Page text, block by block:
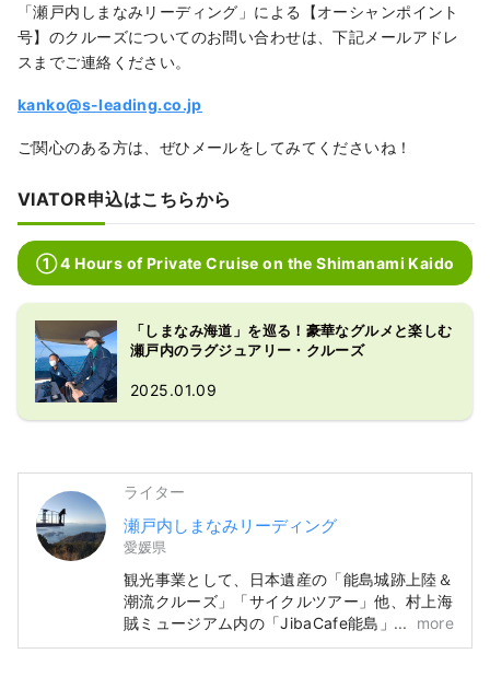
「瀬戸内しまなみリーディング」による【オーシャンポイント
号】のクルーズについてのお問い合わせは、下記メールアドレ
スまでご連絡ください。
kanko@s-leading.co.jp
ご関心のある方は、ぜひメールをしてみてくださいね！
VIATOR申込はこちらから
① 4 Hours of Private Cruise on the Shimanami Kaido
「しまなみ海道」を巡る！豪華なグルメと楽しむ
瀬戸内のラグジュアリー・クルーズ
2025.01.09
ライター
瀬戸内しまなみリーディング
愛媛県
観光事業として、日本遺産の「能島城跡上陸＆
潮流クルーズ」「サイクルツアー」他、村上海
賊ミュージアム内の「JibaCafe能島」にて、
オフィシャルグッズの開発販売、官公庁向け誘
more